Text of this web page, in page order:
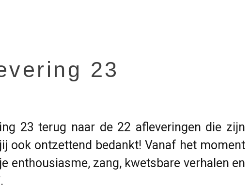
23
23 terug naar de 22 afleveringen die zijn
jij ook ontzettend bedankt! Vanaf het moment
enthousiasme, zang, kwetsbare verhalen en